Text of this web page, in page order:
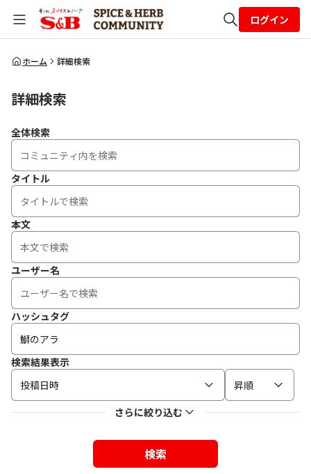
全体検索
ログイン
ホーム 詳細検索
詳細検索
全体検索
タイトル
本文
ユーザー名
ハッシュタグ
検索結果表示
投稿日時
昇順
さらに絞り込む
検索